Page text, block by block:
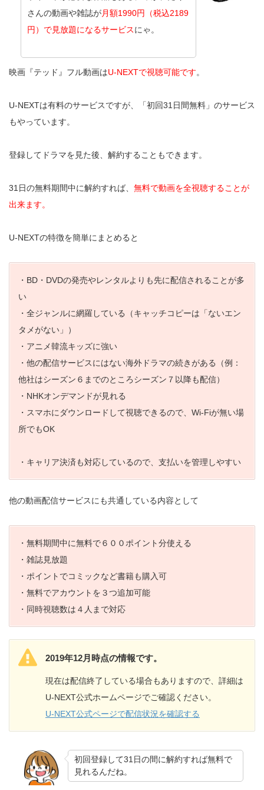
さんの動画や雑誌が月額1990円（税込2189
円）で見放題になるサービスにゃ。
映画『テッド』フル動画はU-NEXTで視聴可能です。
U-NEXTは有料のサービスですが、「初回31日間無料」のサービス
もやっています。
登録してドラマを見た後、解約することもできます。
31日の無料期間中に解約すれば、 無料で動画を全視聴することが
出来ます。
U-NEXTの特徴を簡単にまとめると
・BD・DVDの発売やレンタルよりも先に配信されることが多
い
・全ジャンルに網羅している（キャッチコピーは「ないエン
タメがない」）
・アニメ韓流キッズに強い
・他の配信サービスにはない海外ドラマの続きがある（例：
他社はシーズン６までのところシーズン７以降も配信）
・NHKオンデマンドが見れる
・スマホにダウンロードして視聴できるので、Wi-Fiが無い場
所でもOK
・キャリア決済も対応しているので、支払いを管理しやすい
他の動画配信サービスにも共通している内容として
・無料期間中に無料で６００ポイント分使える
・雑誌見放題
・ポイントでコミックなど書籍も購入可
・無料でアカウントを３つ追加可能
・同時視聴数は４人まで対応
2019年12月時点の情報です。
現在は配信終了している場合もありますので、詳細は
U-NEXT公式ホームページでご確認ください。
U-NEXT公式ページで配信状況を確認する
初回登録して31日の間に解約すれば無料で
見れるんだね。